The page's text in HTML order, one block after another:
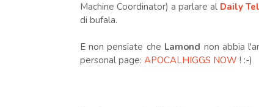
Machine Coordinator) a parlare al Daily
di bufala.
E non pensiate che Lamond non abbia
personal page: APOCALHIGGS NOW ! :-)